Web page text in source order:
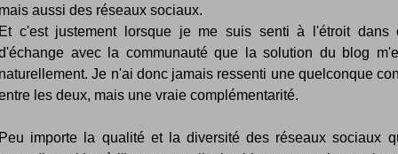
aussi des réseaux sociaux.
c'est justement lorsque je me suis senti à l'étroit dans
avec la communauté que la solution du blog
Je n'ai donc jamais ressenti une quelconque
les deux, mais une vraie complémentarité.
importe la qualité et la diversité des réseaux sociaux